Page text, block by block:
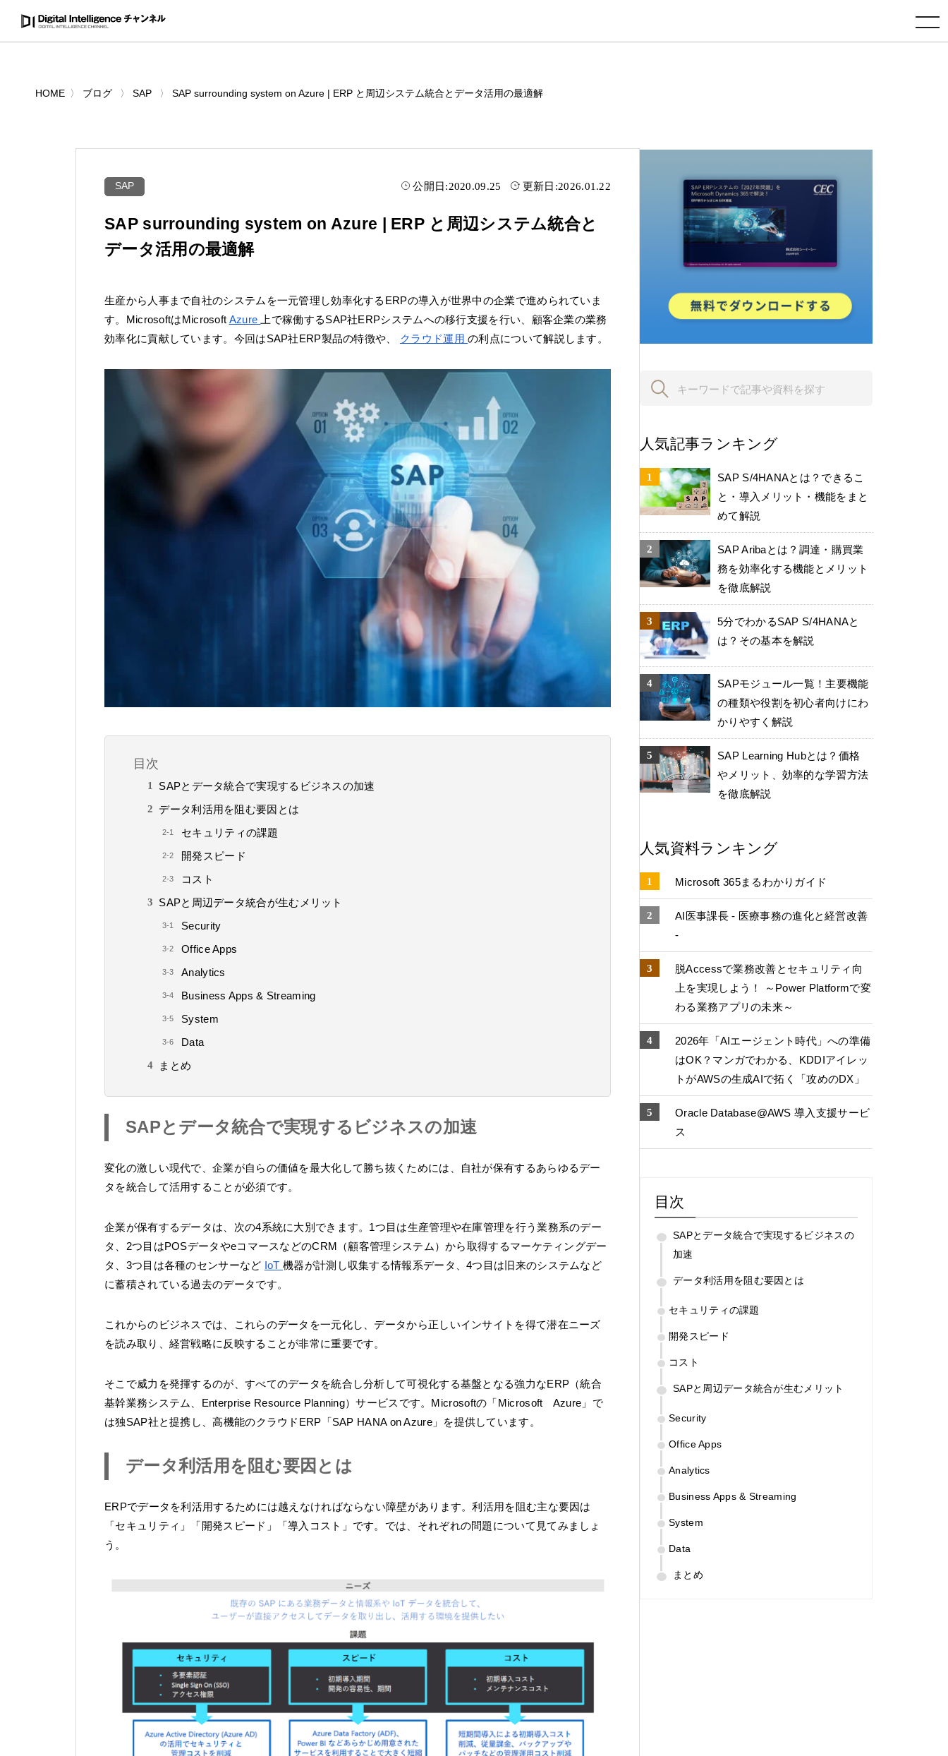
toggle navigation
HOME ブログ SAP SAP surrounding system on Azure | ERP と周辺システム統合とデータ活⽤の最適解
SAP 公開日:2020.09.25 更新日:2026.01.22
SAP surrounding system on Azure | ERP と周辺システム統合と
データ活⽤の最適解
生産から人事まで自社のシステムを一元管理し効率化するERPの導入が世界中の企業で進められていま
す。MicrosoftはMicrosoft Azure
上で稼働するSAP社ERPシステムへの移行支援を行い、顧客企業の業務
効率化に貢献しています。今回はSAP社ERP製品の特徴や、
クラウド運用の利点について解説します。
目次
SAPとデータ統合で実現するビジネスの加速
データ利活用を阻む要因とは
セキュリティの課題
開発スピード
コスト
SAPと周辺データ統合が生むメリット
Security
Office Apps
Analytics
Business Apps & Streaming
System
Data
まとめ
SAPとデータ統合で実現するビジネスの加速
変化の激しい現代で、企業が自らの価値を最大化して勝ち抜くためには、自社が保有するあらゆるデー
タを統合して活用することが必須です。
企業が保有するデータは、次の4系統に大別できます。1つ目は生産管理や在庫管理を行う業務系のデー
タ、2つ目はPOSデータやeコマースなどのCRM（顧客管理システム）から取得するマーケティングデー
タ、3つ目は各種のセンサーなど IoT機器が計測し収集する情報系データ、4つ目は旧来のシステムなど
に蓄積されている過去のデータです。
これからのビジネスでは、これらのデータを一元化し、データから正しいインサイトを得て潜在ニーズ
を読み取り、経営戦略に反映することが非常に重要です。
そこで威力を発揮するのが、すべてのデータを統合し分析して可視化する基盤となる強⼒なERP（統合
基幹業務システム、Enterprise Resource Planning）サービスです。Microsoftの「Microsoft Azure」で
は独SAP社と提携し、高機能のクラウドERP「SAP HANA on Azure」を提供しています。
データ利活用を阻む要因とは
ERPでデータを利活用するためには越えなければならない障壁があります。利活用を阻む主な要因は
「セキュリティ」「開発スピード」「導入コスト」です。では、それぞれの問題について見てみましょ
う。
人気記事ランキング
SAP S/4HANAとは？できるこ
と・導入メリット・機能をまと
めて解説
SAP Aribaとは？調達・購買業
務を効率化する機能とメリット
を徹底解説
5分でわかるSAP S/4HANAと
は？その基本を解説
SAPモジュール一覧！主要機能
の種類や役割を初心者向けにわ
かりやすく解説
SAP Learning Hubとは？価格
やメリット、効率的な学習方法
を徹底解説
人気資料ランキング
Microsoft 365まるわかりガイド
AI医事課長 - 医療事務の進化と経営改善
-
脱Accessで業務改善とセキュリティ向
上を実現しよう！ ～Power Platformで変
わる業務アプリの未来～
2026年「AIエージェント時代」への準備
はOK？マンガでわかる、KDDIアイレッ
トがAWSの生成AIで拓く「攻めのDX」
Oracle Database@AWS 導入支援サービ
ス
目次
SAPとデータ統合で実現するビジネスの
加速
データ利活用を阻む要因とは
セキュリティの課題
開発スピード
コスト
SAPと周辺データ統合が生むメリット
Security
Office Apps
Analytics
Business Apps & Streaming
System
Data
まとめ